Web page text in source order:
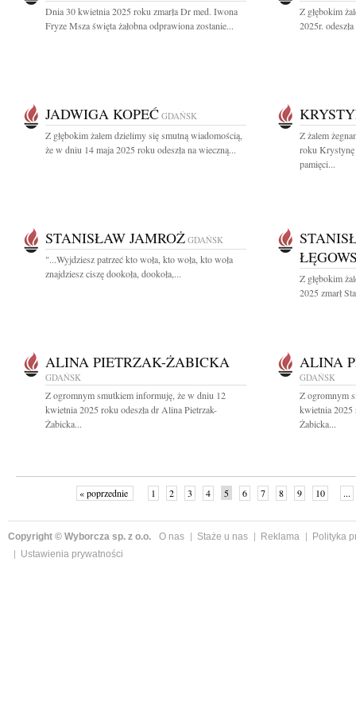
Dnia 30 kwietnia 2025 roku zmarła Dr med. Iwona
Fryze Msza święta żałobna odprawiona zostanie...
Z głębokim
2025r.
JADWIGA KOPEĆ GDAŃSK
Z głębokim żalem dzielimy się smutną wiadomością,
że w dniu 14 maja 2025 roku odeszła na wieczną...
Z żalem
roku Krystynę
pamięci...
STANISŁAW JAMROŻ GDAŃSK
"...Wyjdziesz patrzeć kto woła, kto woła, kto woła
znajdziesz ciszę dookoła, dookoła,...
Z głębokim
2025 zmarł
ALINA PIETRZAK-ŻABICKA
GDAŃSK
Z ogromnym smutkiem informuję, że w dniu 12
kwietnia 2025 roku odeszła dr Alina Pietrzak-
Żabicka...
ALINA
GDAŃSK
Z ogromnym
kwietnia 2025
Żabicka...
« poprzednie 1 2 3 4 5 6 7 8 9 10 ...
Copyright © Wyborcza sp. z o.o. O nas Staże u nas Reklama
Polityka
Ustawienia prywatności